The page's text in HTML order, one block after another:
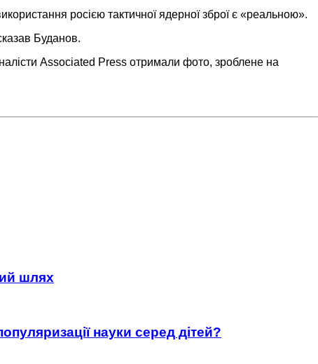
росією тактичної ядерної зброї є «реальною».
Буданов.
Associated Press отримали фото, зроблене на
шлях
науки серед дітей?